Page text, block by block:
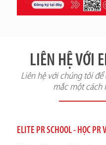
LIÊN HỆ VỚI
Liên hệ với chúng tôi
mắc một cách
ELITE PR SCHOOL - HỌC